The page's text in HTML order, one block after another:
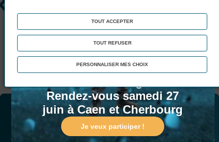
Portes Ouvertes !
Matinée Portes Ouvertes :
Rendez-vous samedi 27
juin à Caen et Cherbourg
Je veux participer !
Vous souhaitez être
accompagné(e) dans votre
projet ?
TOUT ACCEPTER
TOUT REFUSER
PERSONNALISER MES CHOIX